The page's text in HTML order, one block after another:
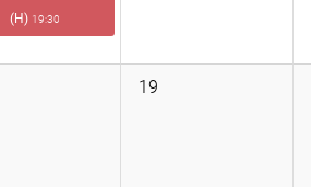
(H) 19:30
19